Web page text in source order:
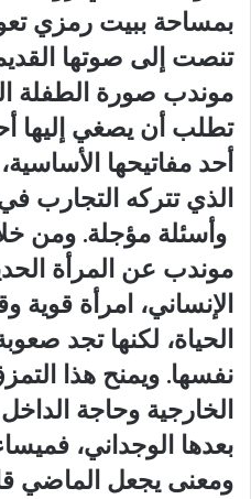
بمساحة ببيت رمزي
تنصت إلى صوتها
موندب صورة الطفلة
تطلب أن يصغي إليها
أحد مفاتيحها
الذي تتركه
وأسئلة مؤجلة. ومن
موندب عن المرأة
الإنساني، امرأة
الحياة، لكنها تجد
نفسها. ويمنح هذا
الخارجية وحاجة
بعدها الوجداني،
ومعنى يجعل الماضي